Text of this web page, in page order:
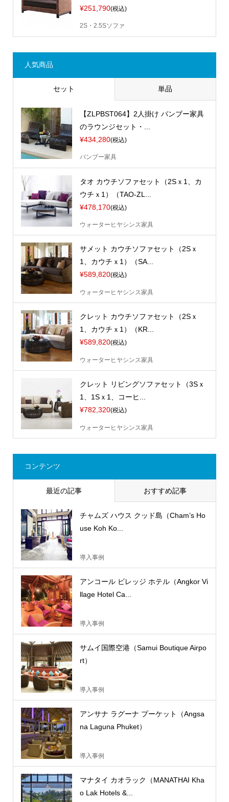
¥251,790(税込)
2S・2.5Sソファ
人気商品
セット 単品
【ZLPBST064】2人掛け バンブー家具
のラウンジセット・...
¥434,280(税込)
バンブー家具
タオ カウチソファセット（2Sｘ1、カ
ウチｘ1）（TAO-ZL...
¥478,170(税込)
ウォーターヒヤシンス家具
サメット カウチソファセット（2Sｘ
1、カウチｘ1）（SA...
¥589,820(税込)
ウォーターヒヤシンス家具
クレット カウチソファセット（2Sｘ
1、カウチｘ1）（KR...
¥589,820(税込)
ウォーターヒヤシンス家具
クレット リビングソファセット（3Sｘ
1、1Sｘ1、コーヒ...
¥782,320(税込)
ウォーターヒヤシンス家具
コンテンツ
最近の記事 おすすめ記事
チャムズ ハウス クッド島（Cham’s Ho
use Koh Ko...
導入事例
アンコール ビレッジ ホテル（Angkor Vi
llage Hotel Ca...
導入事例
サムイ国際空港（Samui Boutique Airpo
rt）
導入事例
アンサナ ラグーナ プーケット（Angsa
na Laguna Phuket）
導入事例
マナタイ カオラック（MANATHAI Kha
o Lak Hotels &...